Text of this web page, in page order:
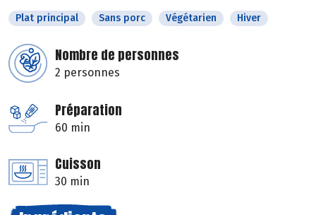
Plat principal Sans porc Végétarien Hiver
Nombre de personnes
2 personnes
Préparation
60 min
Cuisson
30 min